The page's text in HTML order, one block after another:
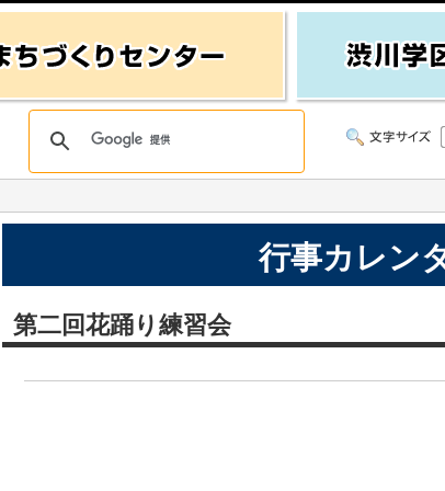
行事カレン
第二回花踊り練習会